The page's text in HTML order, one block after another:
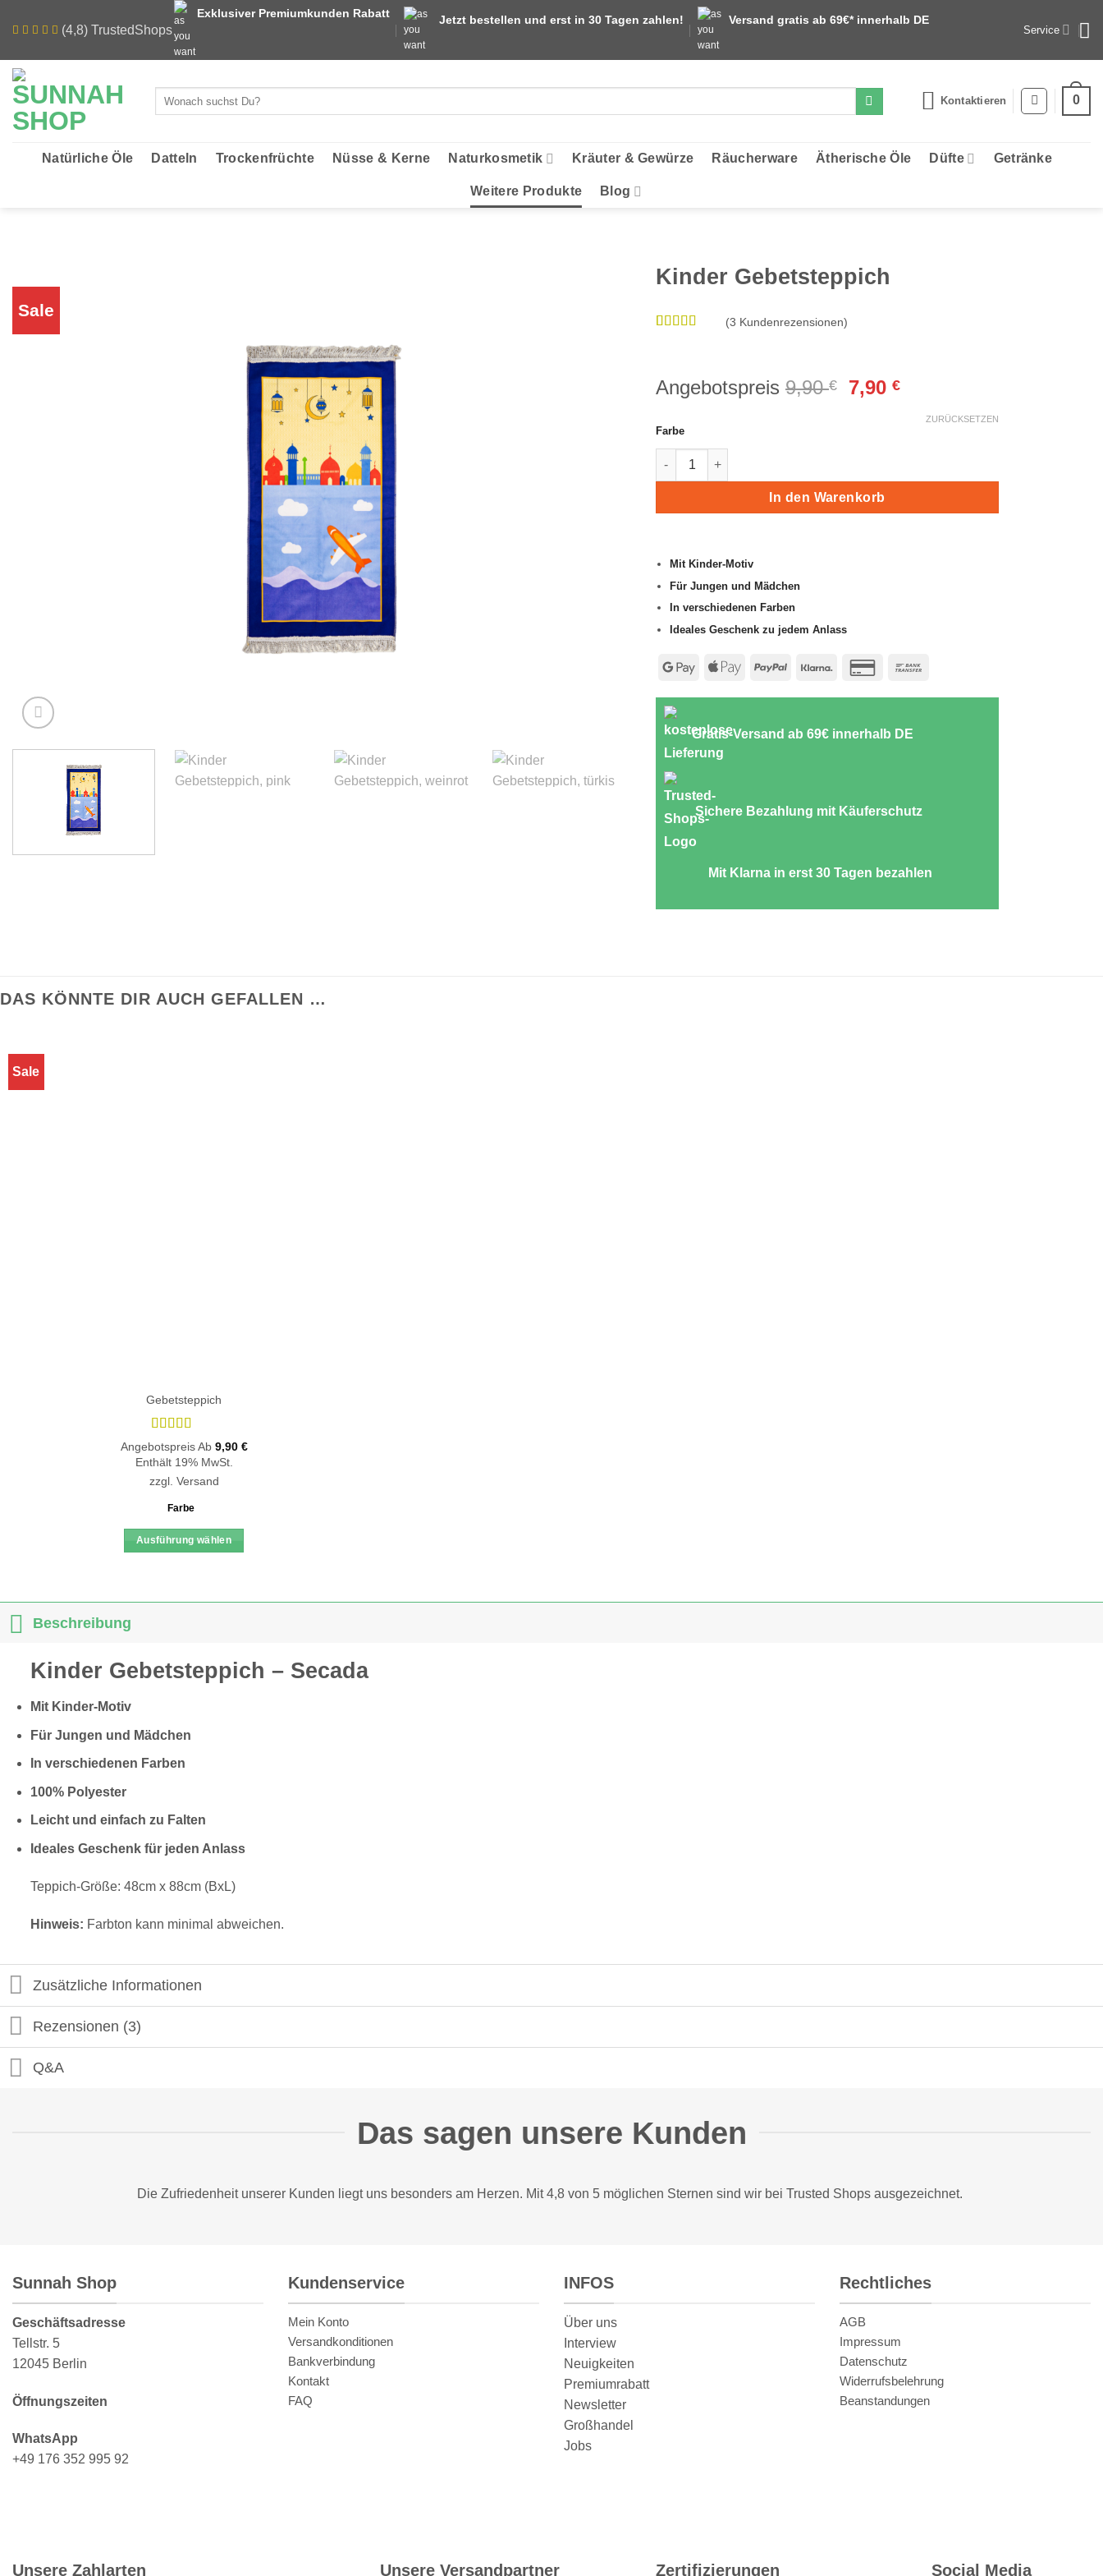
Inhalt
(4,8) TrustedShops
Exklusiver Premiumkunden Rabatt Jetzt bestellen und erst in 30 Tagen zahlen! Versand gratis ab 69€* innerhalb DE
Service
Kontaktieren 0
Natürliche Öle Datteln Trockenfrüchte Nüsse & Kerne Naturkosmetik Kräuter & Gewürze Räucherware Ätherische Öle Düfte Getränke
Weitere Produkte Blog
Sale
Kinder Gebetsteppich
basierend
auf
(3 Kundenrezensionen)
Angebotspreis 9,90€
Ursprünglicher
7,90€Aktueller
Farbe
ZURÜCKSETZEN
Kinder Gebetsteppich Menge
In den Warenkorb
Mit Kinder-Motiv
Für Jungen und Mädchen
In verschiedenen Farben
Ideales Geschenk zu jedem Anlass
Google Apple
PayPal Klarna
Credit
Gratis-Versand ab 69€ innerhalb DE
Sichere Bezahlung mit Käuferschutz
Mit Klarna in erst 30 Tagen bezahlen
DAS KÖNNTE DIR AUCH GEFALLEN …
Sale
Gebetsteppich
Bewertet
mit5von 5
Angebotspreis Ab 9,90 €
Enthält 19% MwSt.
zzgl. Versand
Farbe
Ausführung wählen
Die
auf
Produktseite
Beschreibung
Kinder Gebetsteppich – Secada
Mit Kinder-Motiv
Für Jungen und Mädchen
In verschiedenen Farben
100% Polyester
Leicht und einfach zu Falten
Ideales Geschenk für jeden Anlass
Teppich-Größe: 48cm x 88cm (BxL)
Hinweis: Farbton kann minimal abweichen.
Zusätzliche Informationen
Rezensionen (3)
Q&A
Das sagen unsere Kunden
Die Zufriedenheit unserer Kunden liegt uns besonders am Herzen. Mit 4,8 von 5 möglichen Sternen sind wir bei Trusted Shops ausgezeichnet.
Sunnah Shop
Geschäftsadresse
Tellstr. 5
12045 Berlin
Öffnungszeiten
WhatsApp
+49 176 352 995 92
Kundenservice
Mein Konto
Versandkonditionen
Bankverbindung
Kontakt
FAQ
INFOS
Über uns
Interview
Neuigkeiten
Premiumrabatt
Newsletter
Großhandel
Jobs
Rechtliches
AGB
Impressum
Datenschutz
Widerrufsbelehrung
Beanstandungen
Unsere Zahlarten Unsere Versandpartner Zertifizierungen Social Media